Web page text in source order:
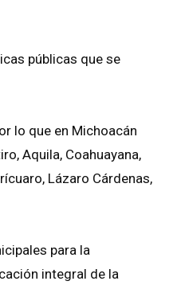
públicas que se
lo que en Michoacán
Aquila, Coahuayana,
Lázaro Cárdenas,
para la
integral de la